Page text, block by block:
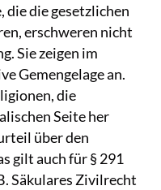
die gesetzlichen
erschweren nicht
Sie zeigen im
Gemengelage an.
die
Seite her
über den
gilt auch für § 291
Säkulares Zivilrecht